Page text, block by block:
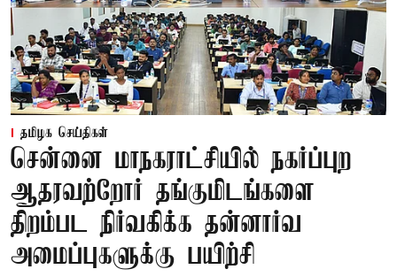
தமிழக செய்திகள்
சென்னை மாநகராட்சியில் நகர்ப்புற
ஆதரவற்றோர் தங்குமிடங்களை
திறம்பட நிர்வகிக்க தன்னார்வ
அமைப்புகளுக்கு பயிற்சி